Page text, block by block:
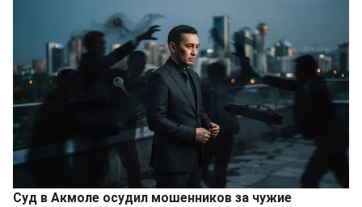
Суд в Акмоле осудил мошенников за чужие